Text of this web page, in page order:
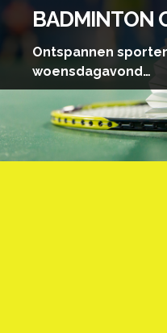
Skip
to
content
BADMINTON
Ontspannen
woensdagavond…